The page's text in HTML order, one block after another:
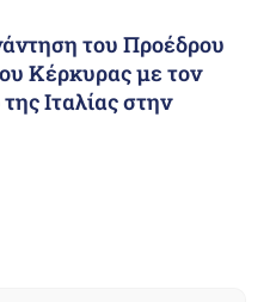
του Προέδρου
Κέρκυρας με τον
Ιταλίας στην